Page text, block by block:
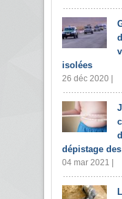
isolées
26 déc 2020 |
dépistage
04 mar 2021 |